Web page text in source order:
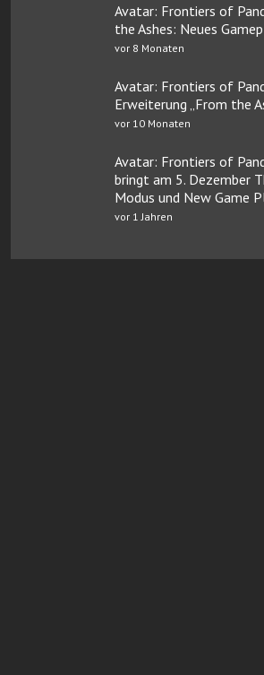
Avatar: Frontiers of
the Ashes: Neues
vor 8 Monaten
Avatar: Frontiers of
Erweiterung „From the
vor 10 Monaten
Avatar: Frontiers of
bringt am 5. Dezember
Modus und New Game
vor 1 Jahren